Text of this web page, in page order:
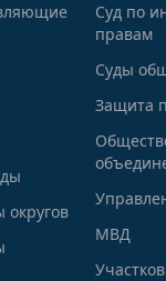
Суд по
правам
Суды
Защита
МВД